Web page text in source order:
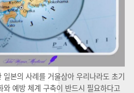
일본의 사례를 거울삼아 우리나라도 초기
와 예방 체계 구축이 반드시 필요하다고